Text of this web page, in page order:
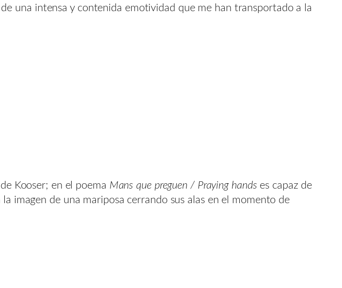
una intensa y contenida emotividad que me han transportado a la
Kooser; en el poema Mans que preguen / Praying hands es capaz de
imagen de una mariposa cerrando sus alas en el momento de